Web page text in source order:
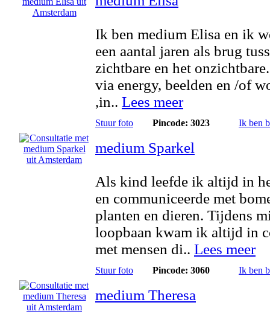
Ik ben medium Elisa en ik
een aantal jaren als brug
zichtbare en het
via energy, beelden en /of
,in.. Lees meer
Stuur foto Pincode: 3023 Ik ben
medium Sparkel
Als kind leefde ik altijd in
en communiceerde met
planten en dieren. Tijdens
loopbaan kwam ik altijd in
met mensen di.. Lees meer
Stuur foto Pincode: 3060 Ik ben
medium Theresa